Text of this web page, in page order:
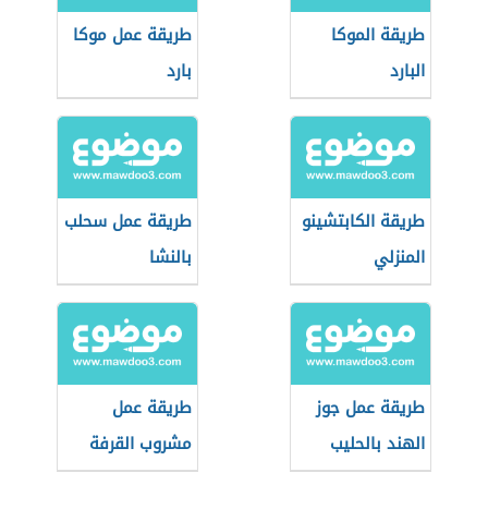
طريقة الموكا
البارد
طريقة عمل موكا
بارد
طريقة الكابتشينو
المنزلي
طريقة عمل سحلب
بالنشا
طريقة عمل جوز
الهند بالحليب
طريقة عمل
مشروب القرفة